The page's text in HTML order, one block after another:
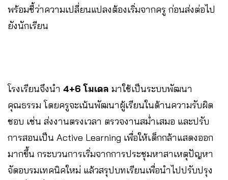
พร้อมชี้ว่าความเปลี่ยนแปลงต้องเริ่มจากครู ก่อนส่งต่อไป
ยังนักเรียน
โรงเรียนจึงนำ 4+6 โมเดล มาใช้เป็นระบบพัฒนา
คุณธรรม โดยครูจะเน้นพัฒนาผู้เรียนในด้านความรับผิด
ชอบ เช่น ส่งงานตรงเวลา ตรวจงานสม่ำเสมอ และปรับ
การสอนเป็น Active Learning เพื่อให้เด็กกล้าแสดงออก
มากขึ้น กระบวนการเริ่มจากการประชุมหาสาเหตุปัญหา
จัดอบรมเทคนิคใหม่ แล้วสรุปบทเรียนเพื่อนำไปปรับปรุง